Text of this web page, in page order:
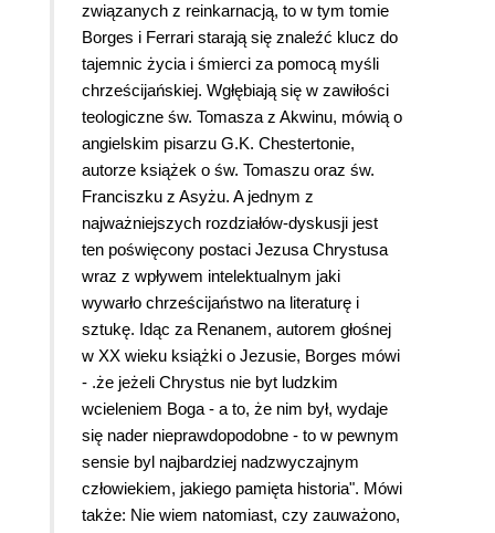
związanych z reinkarnacją, to w tym tomie
Borges i Ferrari starają się znaleźć klucz do
tajemnic życia i śmierci za pomocą myśli
chrześcijańskiej. Wgłębiają się w zawiłości
teologiczne św. Tomasza z Akwinu, mówią o
angielskim pisarzu G.K. Chestertonie,
autorze książek o św. Tomaszu oraz św.
Franciszku z Asyżu. A jednym z
najważniejszych rozdziałów-dyskusji jest
ten poświęcony postaci Jezusa Chrystusa
wraz z wpływem intelektualnym jaki
wywarło chrześcijaństwo na literaturę i
sztukę. Idąc za Renanem, autorem głośnej
w XX wieku książki o Jezusie, Borges mówi
- .że jeżeli Chrystus nie byt ludzkim
wcieleniem Boga - a to, że nim był, wydaje
się nader nieprawdopodobne - to w pewnym
sensie byl najbardziej nadzwyczajnym
człowiekiem, jakiego pamięta historia". Mówi
także: Nie wiem natomiast, czy zauważono,